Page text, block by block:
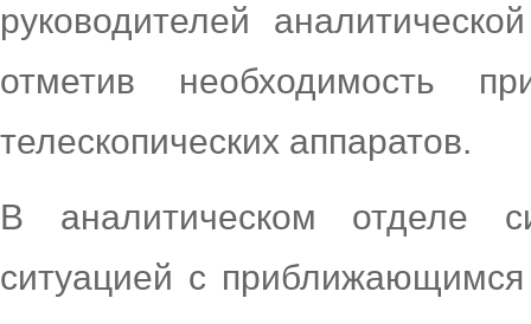
руководителей
отметив необходимость
телескопических аппаратов.
В аналитическом отделе
ситуацией с